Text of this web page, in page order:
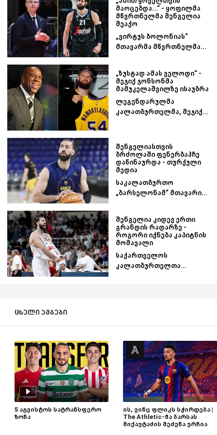
მაოცებდა...“ - ყოფილმა
მწვრთნელმა შენგელია
შეაქო
„ვირტუს ბოლონიას“
მთავარმა მწვრთნელმა...
„ზუსტად ამას ველოდი“ -
მეჯიქ ჯონსონმა
მამუკელაშვილზე ისაუბრა
ლეგენდარულმა
კალათბურთელმა, მეჯიქ...
შენგელიასთვის
ბრძოლაში ფენერბაჰჩე
დაწინაურდა - თურქული
მედია
საკალათბურთო
„ბარსელონამ“ მთავარი...
შენგელია კიდევ ერთი
გრანდის რადარზე -
როგორი იქნება კაპიტნის
მომავალი
საქართველოს
კალათბურთელთა...
ცხელი ამბები
5 აგვისტოს სატრანსფერო
ზონა
ის, ვინც ფლიკს სჭირდება |
The Athletic-მა ბარსას
მიქაუტაძის შეძენა ურჩია